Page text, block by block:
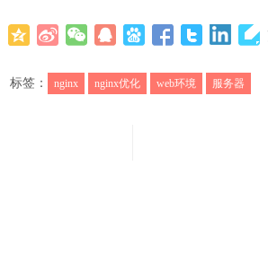
标签： nginx nginx优化 web环境 服务器